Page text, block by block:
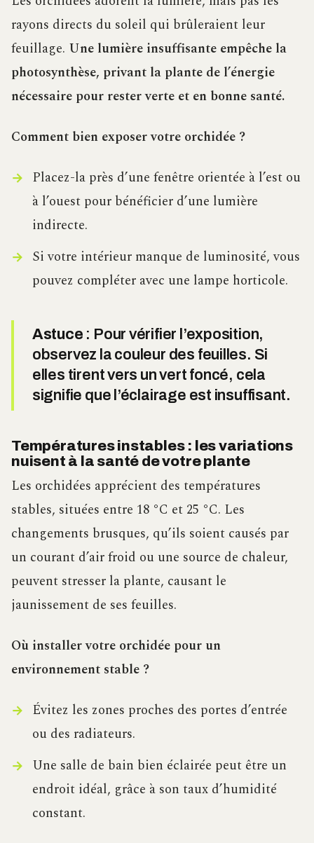
rayons directs du soleil qui brûleraient leur
feuillage. Une lumière insuffisante empêche la
photosynthèse, privant la plante de l’énergie
nécessaire pour rester verte et en bonne santé.
Comment bien exposer votre orchidée ?
Placez-la près d’une fenêtre orientée à l’est ou
à l’ouest pour bénéficier d’une lumière
indirecte.
Si votre intérieur manque de luminosité, vous
pouvez compléter avec une lampe horticole.
Astuce : Pour vérifier l’exposition,
observez la couleur des feuilles. Si
elles tirent vers un vert foncé, cela
signifie que l’éclairage est insuffisant.
Températures instables : les variations
nuisent à la santé de votre plante
Les orchidées apprécient des températures
stables, situées entre 18 °C et 25 °C. Les
changements brusques, qu’ils soient causés par
un courant d’air froid ou une source de chaleur,
peuvent stresser la plante, causant le
jaunissement de ses feuilles.
Où installer votre orchidée pour un
environnement stable ?
Évitez les zones proches des portes d’entrée
ou des radiateurs.
Une salle de bain bien éclairée peut être un
endroit idéal, grâce à son taux d’humidité
constant.